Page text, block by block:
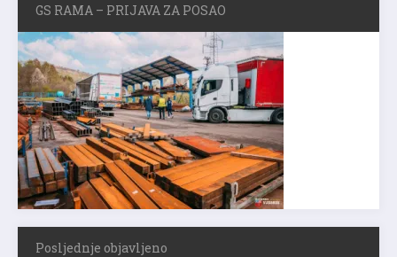
GS RAMA – PRIJAVA ZA POSAO
Posljednje objavljeno